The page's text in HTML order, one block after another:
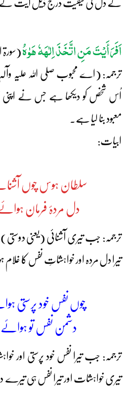
کے دل کی کیفیت درج ذیل آیت
اَفَرَأَیْتَ مَنِ اتَّخَذَ اِلٰہَہٗ ھَوٰہُ (سورۃ
ترجمہ: (اے محبوب صلی اللہ علیہ
اُس شخص کو دیکھا ہے جس نے اپنی
معبود بنا لیا ہے۔
ابیات:
سلطان ہوس چوں
دل مردۂ فرمان ہوائے
ترجمہ: جب تیری آشنائی (یعنی
تیرا دل مردہ اور خواہشاتِ نفس کا غلام
چوں نفس خود پرستی
دشمن نفس تو ہوائے
ترجمہ: جب تیرا نفس خود پرستی اور
تیری خواہشات اور تیرا نفس ہی